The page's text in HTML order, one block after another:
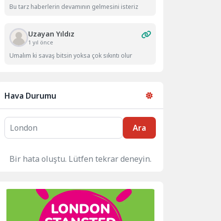
Bu tarz haberlerin devamının gelmesini isteriz
Uzayan Yıldız
1 yıl önce
Umalım ki savaş bitsin yoksa çok sıkıntı olur
Hava Durumu
Ara
Bir hata oluştu. Lütfen tekrar deneyin.